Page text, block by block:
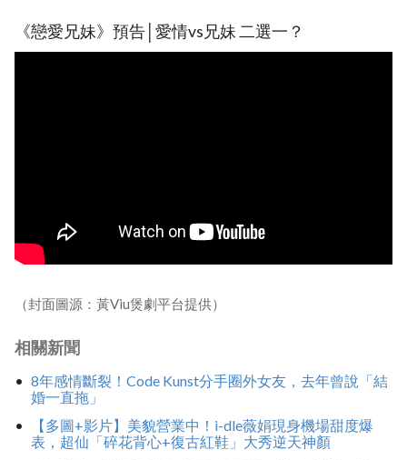
《戀愛兄妹》預告│愛情vs兄妹 二選一？
（封面圖源：黃Viu煲劇平台提供）
相關新聞
8年感情斷裂！Code Kunst分手圈外女友，去年曾說「結
婚一直拖」
【多圖+影片】美貌營業中！i-dle薇娟現身機場甜度爆
表，超仙「碎花背心+復古紅鞋」大秀逆天神顏